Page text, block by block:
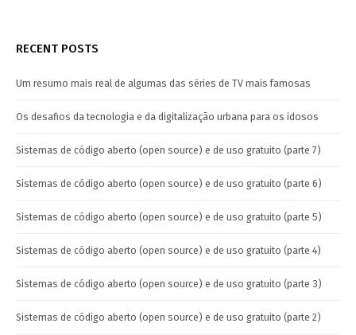
RECENT POSTS
Um resumo mais real de algumas das séries de TV mais famosas
Os desafios da tecnologia e da digitalização urbana para os idosos
Sistemas de código aberto (open source) e de uso gratuito (parte 7)
Sistemas de código aberto (open source) e de uso gratuito (parte 6)
Sistemas de código aberto (open source) e de uso gratuito (parte 5)
Sistemas de código aberto (open source) e de uso gratuito (parte 4)
Sistemas de código aberto (open source) e de uso gratuito (parte 3)
Sistemas de código aberto (open source) e de uso gratuito (parte 2)